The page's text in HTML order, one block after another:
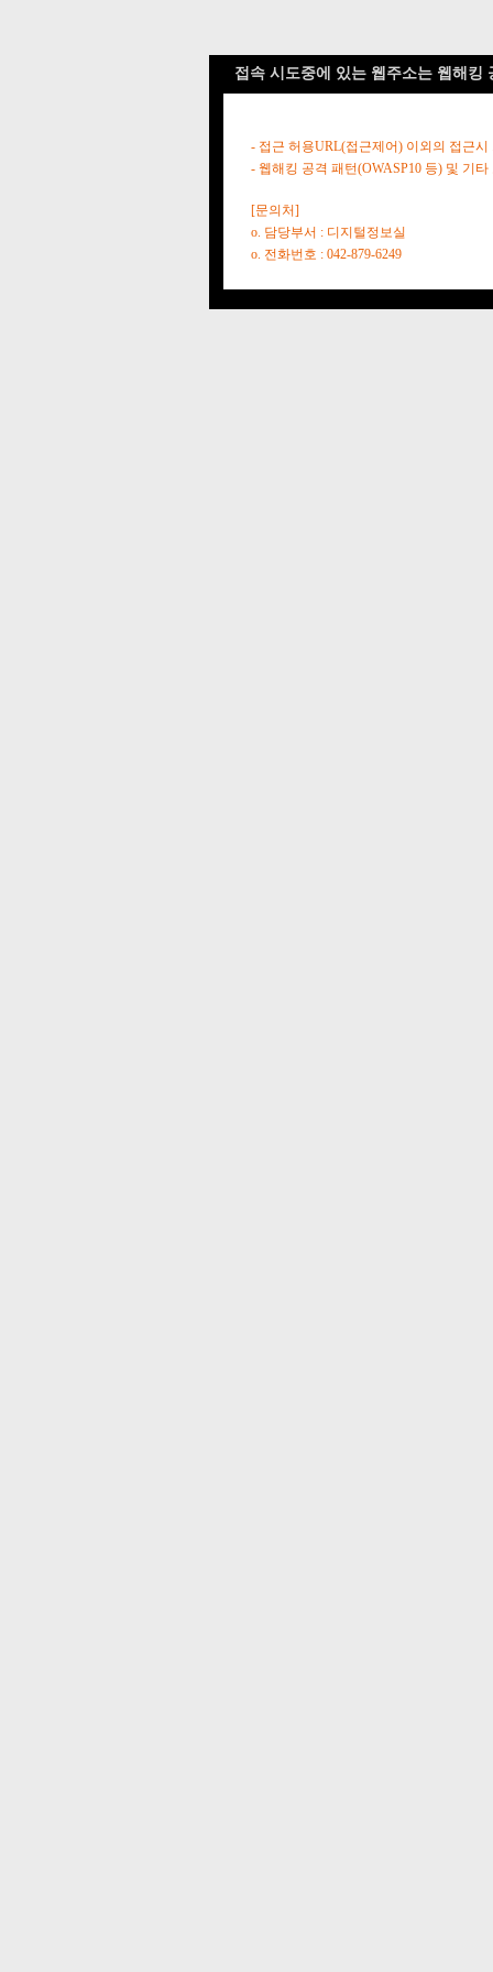
접속 시도중에 있는 웹주소는 웹해킹
- 접근 허용URL(접근제어) 이외의 접근시
- 웹해킹 공격 패턴(OWASP10 등) 및 기
[문의처]
o. 담당부서 : 디지털정보실
o. 전화번호 : 042-879-6249